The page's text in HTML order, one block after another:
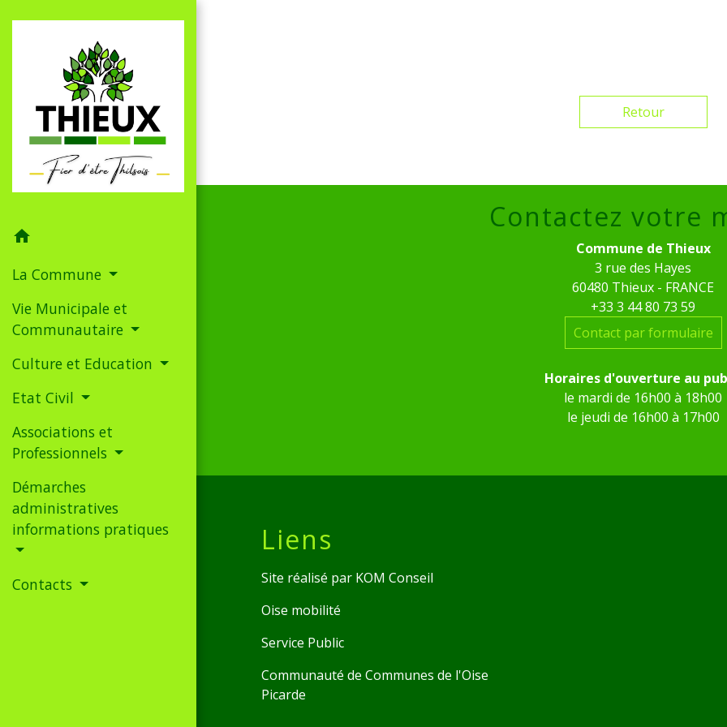
home
La Commune
Vie Municipale et
Communautaire
Culture et Education
Etat Civil
Associations et
Professionnels
Démarches
administratives
informations pratiques
Contacts
Retour
Contactez votre
Commune de Thieux
3 rue des Hayes
60480 Thieux - FRANCE
+33 3 44 80 73 59
Contact par formulaire
Horaires d'ouverture au
le mardi de 16h00 à 18h00
le jeudi de 16h00 à 17h00
Liens
Site réalisé par KOM Conseil
Oise mobilité
Service Public
Communauté de Communes de l'Oise
Picarde